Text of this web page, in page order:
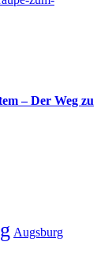
– Der Weg zu
Augsburg